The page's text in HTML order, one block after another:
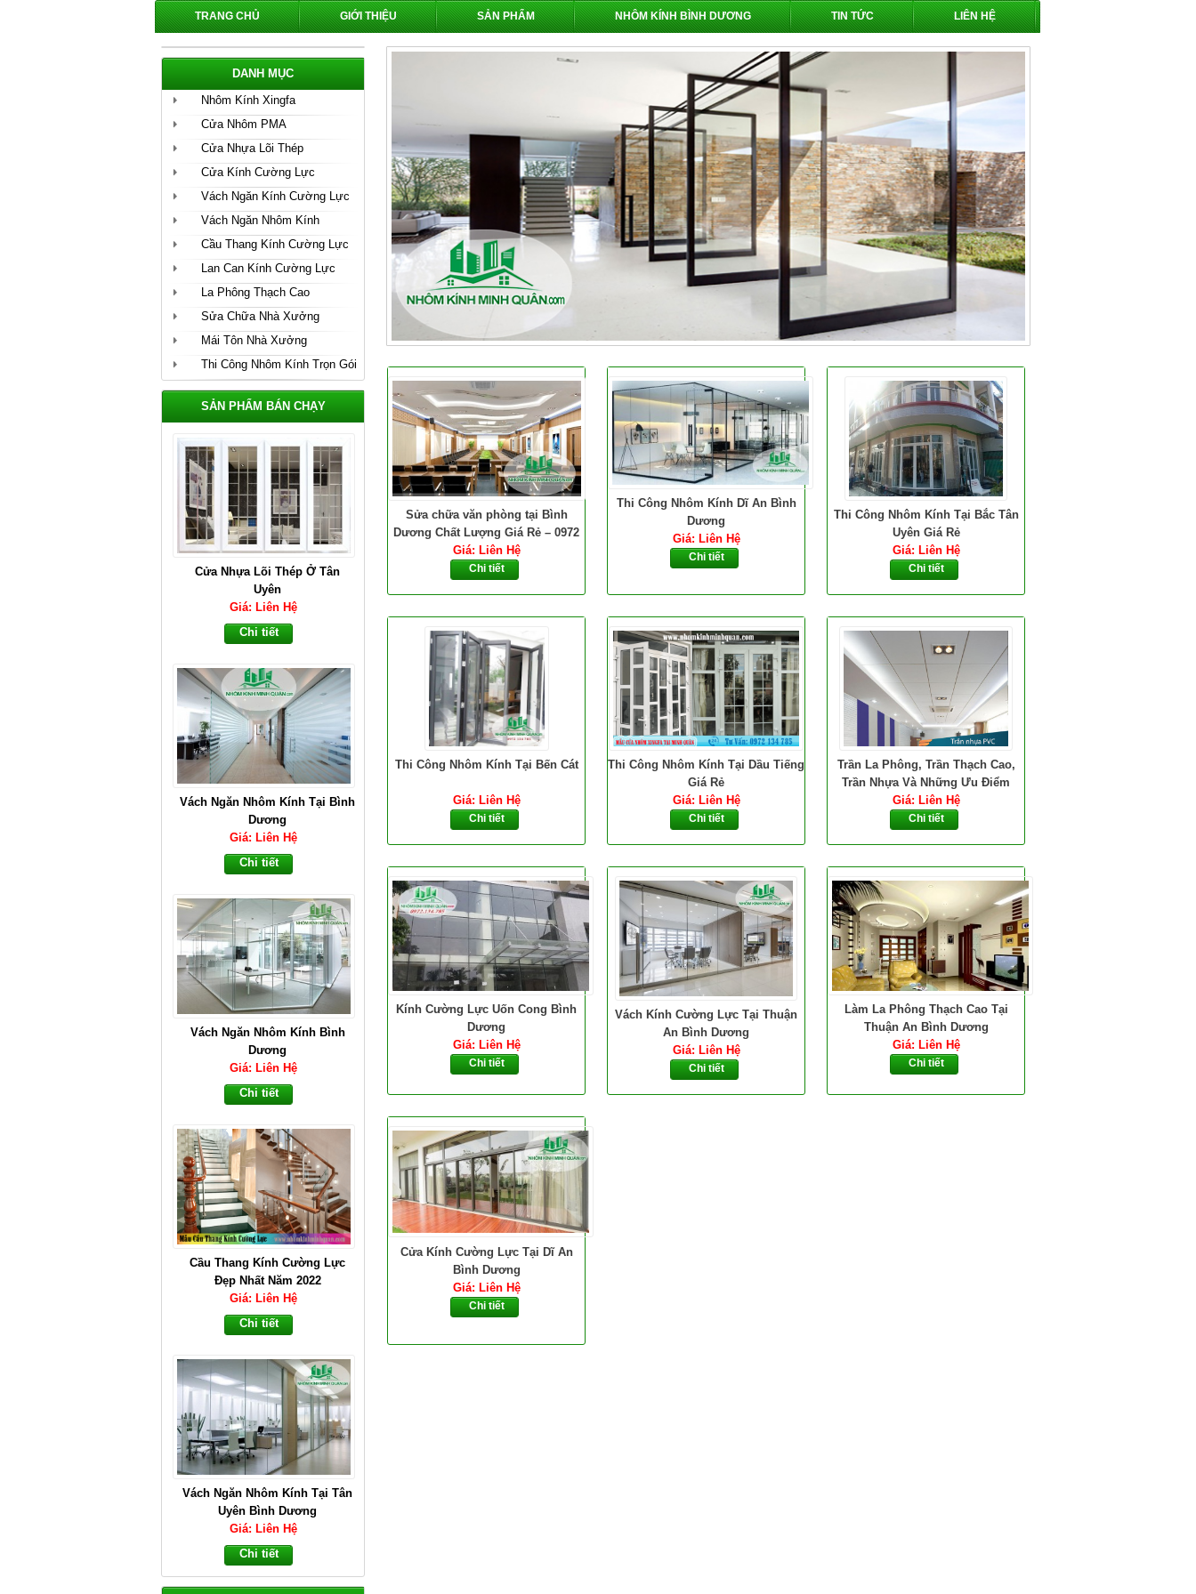
TRANG CHỦ GIỚI THIỆU SẢN PHẨM NHÔM KÍNH BÌNH DƯƠNG TIN TỨC LIÊN HỆ
Sửa chữa văn phòng tại Bình
Dương Chất Lượng Giá Rẻ – 0972
134 785
Giá: Liên Hệ
Chi tiết
Thi Công Nhôm Kính Dĩ An Bình
Dương
Giá: Liên Hệ
Chi tiết
Thi Công Nhôm Kính Tại Bắc Tân
Uyên Giá Rẻ
Giá: Liên Hệ
Chi tiết
Thi Công Nhôm Kính Tại Bến Cát
Giá: Liên Hệ
Chi tiết
Thi Công Nhôm Kính Tại Dầu Tiếng
Giá Rẻ
Giá: Liên Hệ
Chi tiết
Trần La Phông, Trần Thạch Cao,
Trần Nhựa Và Những Ưu Điểm
Giá: Liên Hệ
Chi tiết
Kính Cường Lực Uốn Cong Bình
Dương
Giá: Liên Hệ
Chi tiết
Vách Kính Cường Lực Tại Thuận
An Bình Dương
Giá: Liên Hệ
Chi tiết
Làm La Phông Thạch Cao Tại
Thuận An Bình Dương
Giá: Liên Hệ
Chi tiết
Cửa Kính Cường Lực Tại Dĩ An
Bình Dương
Giá: Liên Hệ
Chi tiết
DANH MỤC
Nhôm Kính Xingfa
Cửa Nhôm PMA
Cửa Nhựa Lõi Thép
Cửa Kính Cường Lực
Vách Ngăn Kính Cường Lực
Vách Ngăn Nhôm Kính
Cầu Thang Kính Cường Lực
Lan Can Kính Cường Lực
La Phông Thạch Cao
Sửa Chữa Nhà Xưởng
Mái Tôn Nhà Xưởng
Thi Công Nhôm Kính Trọn Gói
SẢN PHẨM BÁN CHẠY
Cửa Nhựa Lõi Thép Ở Tân
Uyên
Giá: Liên Hệ
Chi tiết
Vách Ngăn Nhôm Kính Tại Bình
Dương
Giá: Liên Hệ
Chi tiết
Vách Ngăn Nhôm Kính Bình
Dương
Giá: Liên Hệ
Chi tiết
Cầu Thang Kính Cường Lực
Đẹp Nhất Năm 2022
Giá: Liên Hệ
Chi tiết
Vách Ngăn Nhôm Kính Tại Tân
Uyên Bình Dương
Giá: Liên Hệ
Chi tiết